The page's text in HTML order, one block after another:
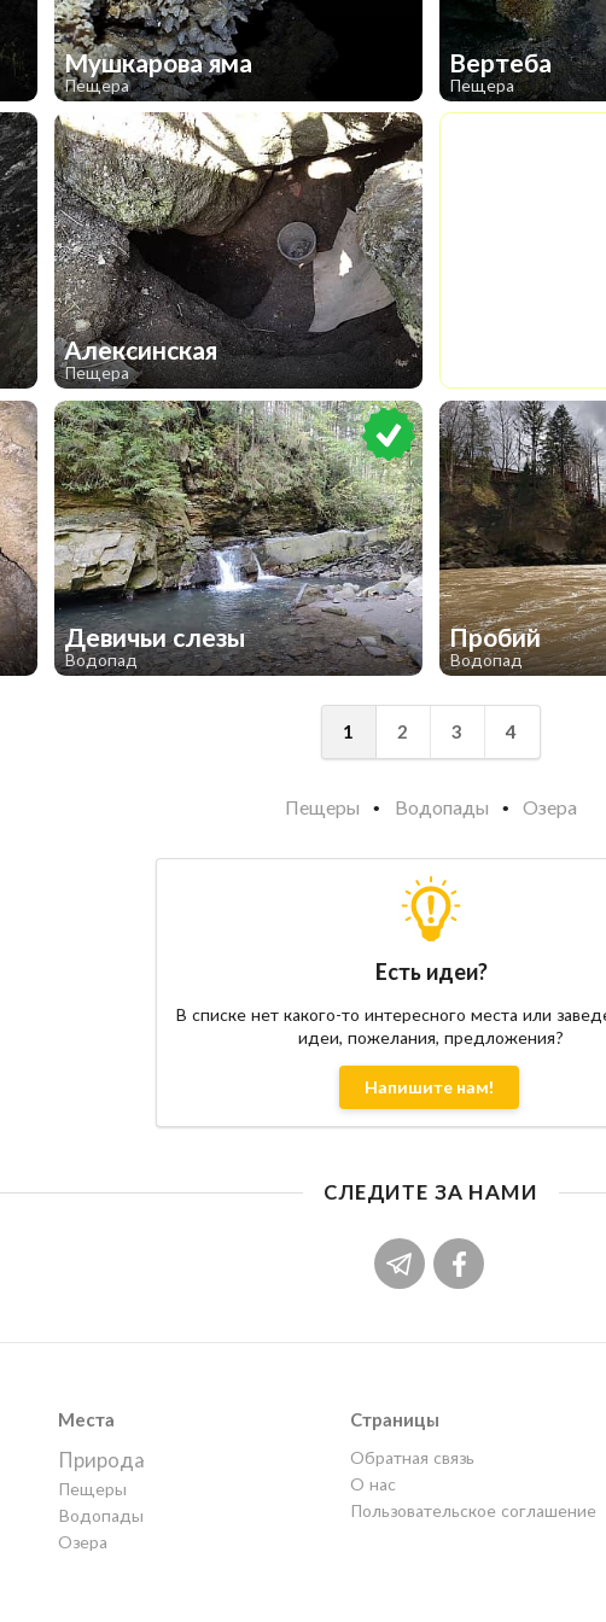
с наиболее интересными локациями и отправляйтесь в
Мушкарова яма
Пещера
1
Вертеба
Пещера
Алексинская
Пещера
1
Девичьи слезы
Водопад
Пробий
Водопад
2
1 2 3 4
Пещеры Водопады Озера
Есть идеи?
В списке нет какого-то интересного места или
идеи, пожелания, предложения?
Напишите нам!
СЛЕДИТЕ ЗА НАМИ
Места
Природа
Пещеры
Водопады
Озера
Страницы
Обратная связь
О нас
Пользовательское соглашение